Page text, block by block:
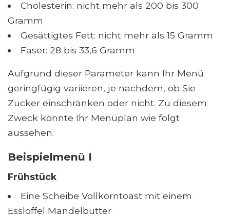
Cholesterin: nicht mehr als 200 bis 300
Gramm
Gesättigtes Fett: nicht mehr als 15 Gramm
Faser: 28 bis 33,6 Gramm
Aufgrund dieser Parameter kann Ihr Menü
geringfügig variieren, je nachdem, ob Sie
Zucker einschränken oder nicht. Zu diesem
Zweck könnte Ihr Menüplan wie folgt
aussehen:
Beispielmenü I
Frühstück
Eine Scheibe Vollkorntoast mit einem
Esslöffel Mandelbutter